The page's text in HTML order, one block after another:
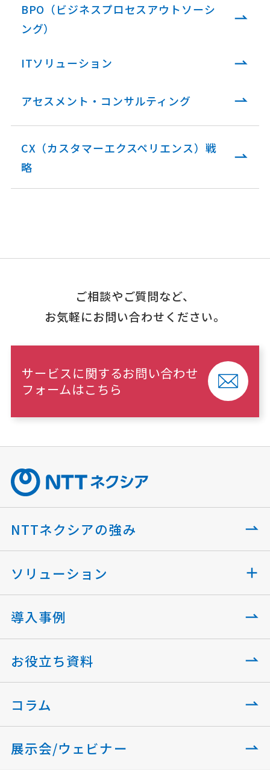
BPO（ビジネスプロセスアウトソーシ
ング）
ITソリューション
アセスメント・コンサルティング
CX（カスタマーエクスペリエンス）戦
略
ご相談やご質問など、
お気軽にお問い合わせください。
サービスに関するお問い合わせ
フォームはこちら
NTTネクシアの強み
ソリューション
導入事例
お役立ち資料
コラム
展示会/ウェビナー